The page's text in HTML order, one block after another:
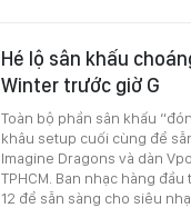
Hé lộ sân khấu
Winter trước giờ G
Toàn bộ phần sân khấu
khâu setup cuối cùng để
Imagine Dragons và dàn
TPHCM. Ban nhạc hàng
12 để sẵn sàng cho siêu